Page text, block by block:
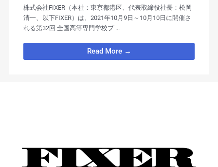
ャルイベントプラットフォーム
を提供
株式会社FIXER（本社：東京都港区、代表取締役社長：松岡
清一、以下FIXER）は、2021年10月9日～10月10日に開催さ
れる第32回 全国高等専門学校プ ...
Read More →